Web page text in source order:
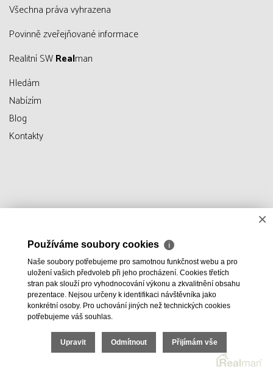
všechna práva vyhrazena
Povinně zveřejňované informace
Realitní SWRealman
Hledám
Nabízím
Blog
Kontakty
×
Používáme soubory cookies ℹ
Naše soubory potřebujeme pro samotnou funkčnost webu a pro
uložení vašich předvoleb při jeho procházení. Cookies třetích
stran pak slouží pro vyhodnocování výkonu a zkvalitnění obsahu
prezentace. Nejsou určeny k identifikaci návštěvníka jako
konkrétní osoby. Pro uchování jiných než technických cookies
potřebujeme váš souhlas.
Upravit Odmítnout Přijímám vše